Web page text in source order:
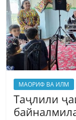
МАОРИФ ВА ИЛМ
Таҷлили